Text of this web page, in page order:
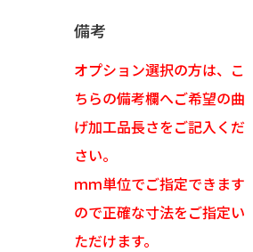
備考
オプション選択の方は、こ
ちらの備考欄へご希望の曲
げ加工品長さをご記入くだ
さい。
ｍｍ単位でご指定できます
ので正確な寸法をご指定い
ただけます。